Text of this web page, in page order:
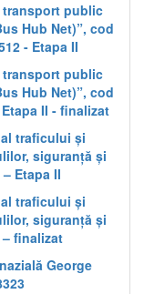
transport public
Hub Net)”, cod
- Etapa II
transport public
Hub Net)”, cod
Etapa II - finalizat
traficului și
siguranță și
Etapa II
traficului și
siguranță și
– finalizat
George